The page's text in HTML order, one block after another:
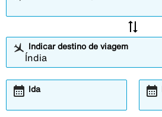
sync_alt
Indicar destino de viagem
Ida
calendar_month calendar_month